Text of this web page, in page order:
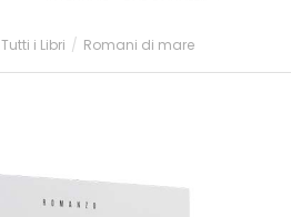
Tutti i Libri Romani di mare